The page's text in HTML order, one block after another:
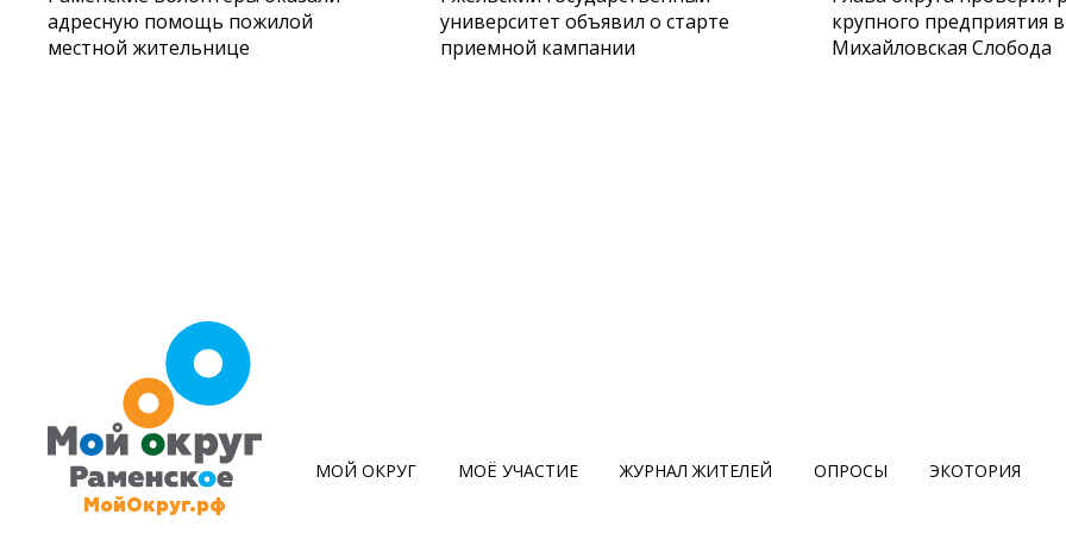
адресную помощь пожилой
местной жительнице
университет объявил о старте
приемной кампании
крупного предприятия
Михайловская Слобода
МойОкруг.рф
МОЙ ОКРУГ МОЁ УЧАСТИЕ ЖУРНАЛ ЖИТЕЛЕЙ ОПРОСЫ ЭКОТОРИЯ